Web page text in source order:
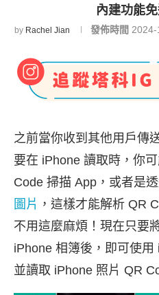
內建功能
by Rachel Jian 發佈時間
之前當你收到其他用戶傳
要在 iPhone 讀取時，你
Code 掃描 App，或者是
圖片 ，這樣才能解析 QR
不用這麼麻煩！現在只要
iPhone 相簿後，即可使
並讀取 iPhone 照片 QR